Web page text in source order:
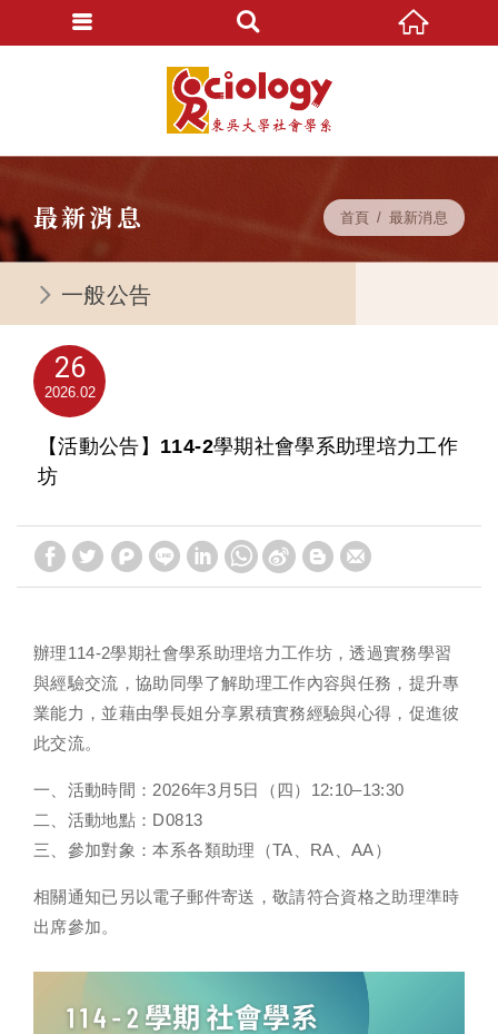
最新消息 首頁 最新消息
一般公告
26
02
2026
【活動公告】114-2學期社會學系助理培力工作
坊
辦理114-2學期社會學系助理培力工作坊，透過實務學習
與經驗交流，協助同學了解助理工作內容與任務，提升專
業能力，並藉由學長姐分享累積實務經驗與心得，促進彼
此交流。
一、活動時間：2026年3月5日（四）12:10–13:30
二、活動地點：D0813
三、參加對象：本系各類助理（TA、RA、AA）
相關通知已另以電子郵件寄送，敬請符合資格之助理準時
出席參加。